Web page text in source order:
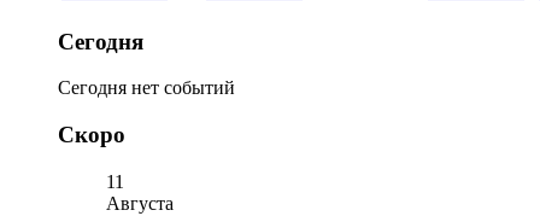
Сегодня
Сегодня нет событий
Скоро
11
Августа